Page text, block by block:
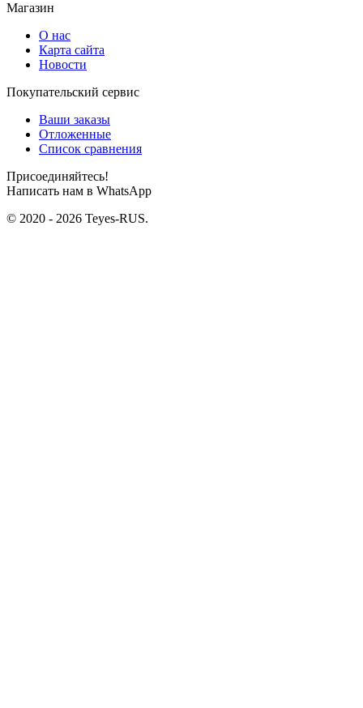
Магазин
О нас
Карта сайта
Новости
Покупательский сервис
Ваши заказы
Отложенные
Список сравнения
Присоединяйтесь!
Написать нам в WhatsApp
© 2020 - 2026 Teyes-RUS.